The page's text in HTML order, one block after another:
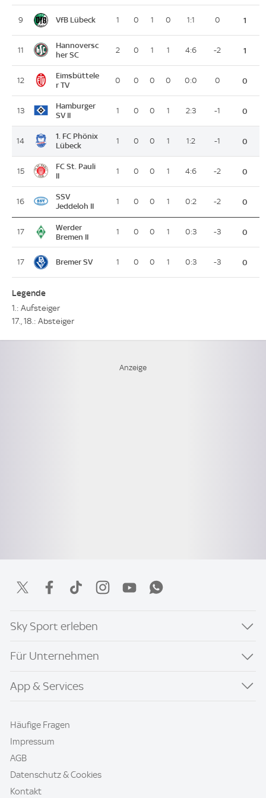
9 VfB Lübeck 1 0 1 0 1:1 0 1
11
Hannoversc
her SC
2 0 1 1 4:6 -2 1
12
Eimsbüttele
r TV
0 0 0 0 0:0 0 0
13
Hamburger
SV II
1 0 0 1 2:3 -1 0
14
1. FC Phönix
Lübeck
1 0 0 1 1:2 -1 0
15
FC St. Pauli
II
1 0 0 1 4:6 -2 0
16
SSV
Jeddeloh II
1 0 0 1 0:2 -2 0
17
Werder
Bremen II
1 0 0 1 0:3 -3 0
17 Bremer SV 1 0 0 1 0:3 -3 0
Legende
1.: Aufsteiger
17., 18.: Absteiger
Sky Sport erleben
Für Unternehmen
App & Services
Häufige Fragen
Impressum
AGB
Datenschutz & Cookies
Kontakt